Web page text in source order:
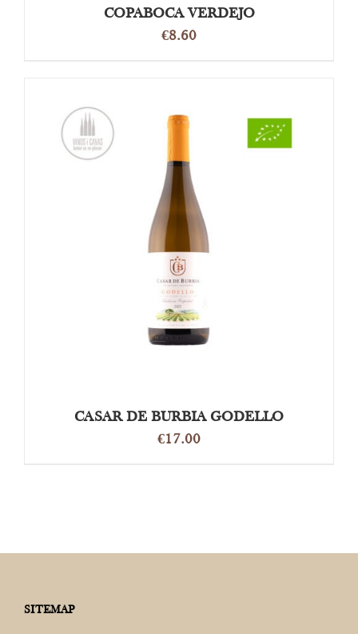
COPABOCA VERDEJO
€8.60
OPTIES SELECTEREN /
CASAR DE BURBIA GODELLO
€17.00
SITEMAP